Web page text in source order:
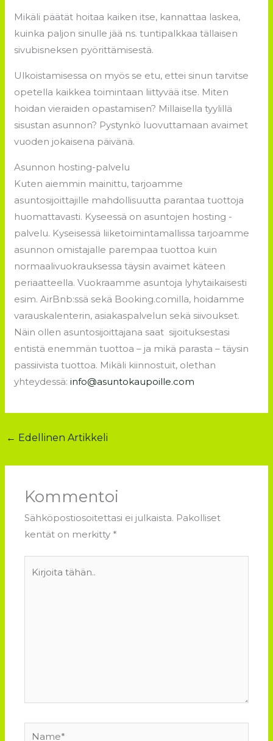
Mikäli päätät hoitaa kaiken itse, kannattaa laskea,
kuinka paljon sinulle jää ns. tuntipalkkaa tällaisen
sivubisneksen pyörittämisestä.
Ulkoistamisessa on myös se etu, ettei sinun tarvitse
opetella kaikkea toimintaan liittyvää itse. Miten
hoidan vieraiden opastamisen? Millaisella tyylillä
sisustan asunnon? Pystynkö luovuttamaan avaimet
vuoden jokaisena päivänä.
Asunnon hosting-palvelu
Kuten aiemmin mainittu, tarjoamme
asuntosijoittajille mahdollisuutta parantaa tuottoja
huomattavasti. Kyseessä on asuntojen hosting -
palvelu. Kyseisessä liiketoimintamallissa tarjoamme
asunnon omistajalle parempaa tuottoa kuin
normaalivuokrauksessa täysin avaimet käteen
periaatteella. Vuokraamme asuntoja lyhytaikaisesti
esim. AirBnb:ssä sekä Booking.comilla, hoidamme
varauskalenterin, asiakaspalvelun sekä siivoukset.
Näin ollen asuntosijoittajana saat sijoituksestasi
entistä enemmän tuottoa – ja mikä parasta – täysin
passiivista tuottoa. Mikäli kiinnostuit, olethan
yhteydessä:info@asuntokaupoille.com
← Edellinen Artikkeli
Kommentoi
Sähköpostiosoitettasi ei julkaista. Pakolliset
kentät on merkitty *
tähän..
Name*